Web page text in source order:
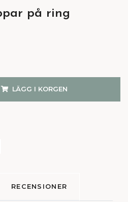
på ring
LÄGG I KORGEN
RECENSIONER